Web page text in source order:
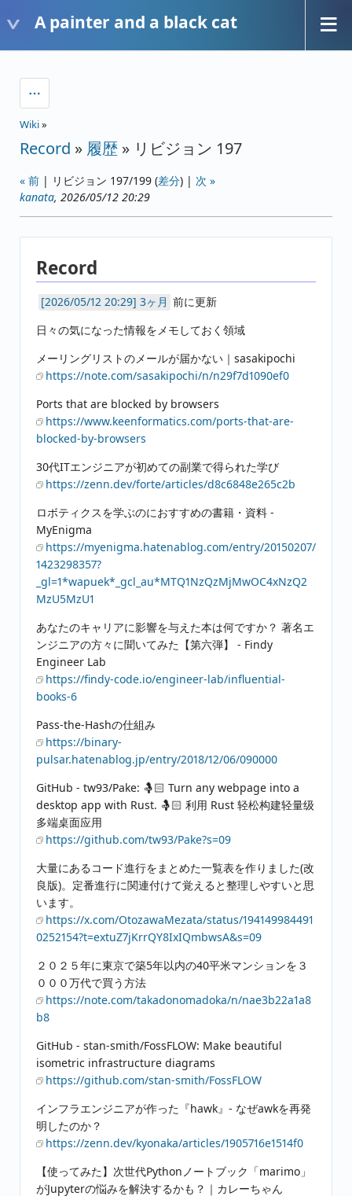
A painter and a black cat
Wiki»
Record » 履歴 » リビジョン 197
« 前 | リビジョン 197/199 (差分) | 次 »
kanata, 2026/05/12 20:29
Record
3ヶ月 前に更新
日々の気になった情報をメモしておく領域
メーリングリストのメールが届かない｜sasakipochi
https://note.com/sasakipochi/n/n29f7d1090ef0
Ports that are blocked by browsers
https://www.keenformatics.com/ports-that-are-
blocked-by-browsers
30代ITエンジニアが初めての副業で得られた学び
https://zenn.dev/forte/articles/d8c6848e265c2b
ロボティクスを学ぶのにおすすめの書籍・資料 -
MyEnigma
https://myenigma.hatenablog.com/entry/20150207/
1423298357?
_gl=1*wapuek*_gcl_au*MTQ1NzQzMjMwOC4xNzQ2
MzU5MzU1
あなたのキャリアに影響を与えた本は何ですか？ 著名エ
ンジニアの方々に聞いてみた【第六弾】 - Findy
Engineer Lab
https://findy-code.io/engineer-lab/influential-
books-6
Pass-the-Hashの仕組み
https://binary-
pulsar.hatenablog.jp/entry/2018/12/06/090000
GitHub - tw93/Pake: 🤱🏻 Turn any webpage into a
desktop app with Rust. 🤱🏻 利用 Rust 轻松构建轻量级
多端桌面应用
https://github.com/tw93/Pake?s=09
大量にあるコード進行をまとめた一覧表を作りました(改
良版)。定番進行に関連付けて覚えると整理しやすいと思
います。
https://x.com/OtozawaMezata/status/194149984491
0252154?t=extuZ7jKrrQY8IxIQmbwsA&s=09
２０２５年に東京で築5年以内の40平米マンションを３
０００万代で買う方法
https://note.com/takadonomadoka/n/nae3b22a1a8
b8
GitHub - stan-smith/FossFLOW: Make beautiful
isometric infrastructure diagrams
https://github.com/stan-smith/FossFLOW
インフラエンジニアが作った『hawk』- なぜawkを再発
明したのか？
https://zenn.dev/kyonaka/articles/1905716e1514f0
【使ってみた】次世代Pythonノートブック「marimo」
がJupyterの悩みを解決するかも？｜カレーちゃん